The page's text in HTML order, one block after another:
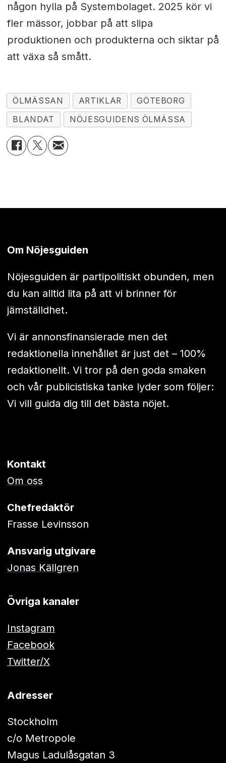
någon hylla på Systembolaget. 2025 kör vi
fler mässor, jobbar på att slipa
produktionen och produkterna och siktar på
att växa så smått.
ÖLMÄSSAN ARTIKLAR
GÖTEBORG
BLANDAT
NÖJESGUIDENS ÖLMÄSSA
Om Nöjesguiden
Nöjesguiden är partipolitiskt obunden, men
du kan alltid lita på att vi brinner för
jämställdhet.
Vi är annonsfinansierade men det
redaktionella innehållet är just det – 100%
redaktionellt. Vi tror på den goda smaken
och vår publicistiska tanke lyder som följer:
Vi vill guida dig till det bästa nöjet.
Kontakt
Om oss
Chefredaktör
Frasse Levinsson
Ansvarig utgivare
Jonas Källgren
Övriga kanaler
Instagram
Facebook
Twitter/X
Adresser
Stockholm
c/o Metropole
Magus Ladulåsgatan 3